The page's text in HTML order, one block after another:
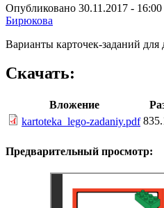
Опубликовано 30.11.2017 - 16:00
Бирюкова
Варианты карточек-заданий для
Скачать:
Вложение
kartoteka_lego-zadaniy.pdf
Предварительный просмотр: